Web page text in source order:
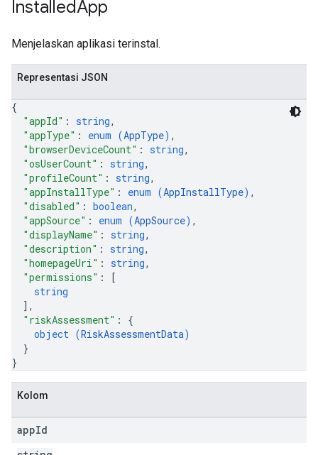
InstalledApp
Menjelaskan aplikasi terinstal.
Representasi JSON
{
"appId" : string,
"appType" : enum (AppType) ,
"browserDeviceCount" : string,
"osUserCount" : string,
"profileCount" : string,
"appInstallType" : enum (AppInstallType) ,
"disabled" : boolean,
"appSource" : enum (AppSource) ,
"displayName" : string,
"description" : string,
"homepageUri" : string,
"permissions" :
[
string
] ,
"riskAssessment" : {
object (RiskAssessmentData)
}
}
Kolom
appId